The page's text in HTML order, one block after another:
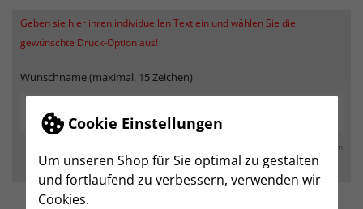
Cookie Einstellungen
Um unseren Shop für Sie optimal zu gestalten
und fortlaufend zu verbessern, verwenden wir
Cookies.
Geben sie hier ihren individuellen Text ein und wählen Sie die
gewünschte Druck-Option aus!
Wunschname (maximal. 15 Zeichen)
max. 250 Zeichen